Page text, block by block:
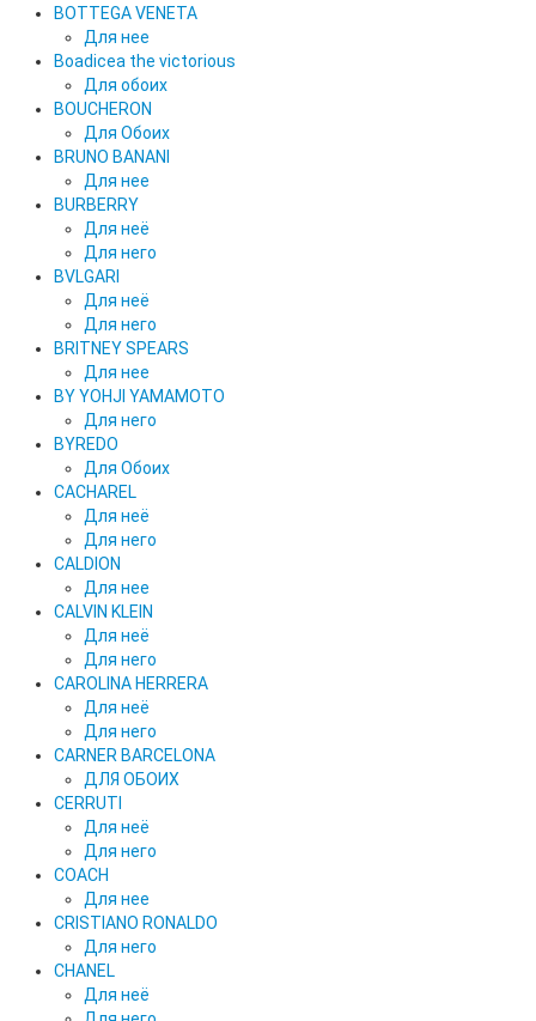
BOTTEGA VENETA
Для нее
Boadicea the victorious
Для обоих
BOUCHERON
Для Обоих
BRUNO BANANI
Для нее
BURBERRY
Для неё
Для него
BVLGARI
Для неё
Для него
BRITNEY SPEARS
Для нее
BY YOHJI YAMAMOTO
Для него
BYREDO
Для Обоих
CACHAREL
Для неё
Для него
CALDION
Для нее
CALVIN KLEIN
Для неё
Для него
CAROLINA HERRERA
Для неё
Для него
CARNER BARCELONA
ДЛЯ ОБОИХ
CERRUTI
Для неё
Для него
COACH
Для нее
CRISTIANO RONALDO
Для него
CHANEL
Для неё